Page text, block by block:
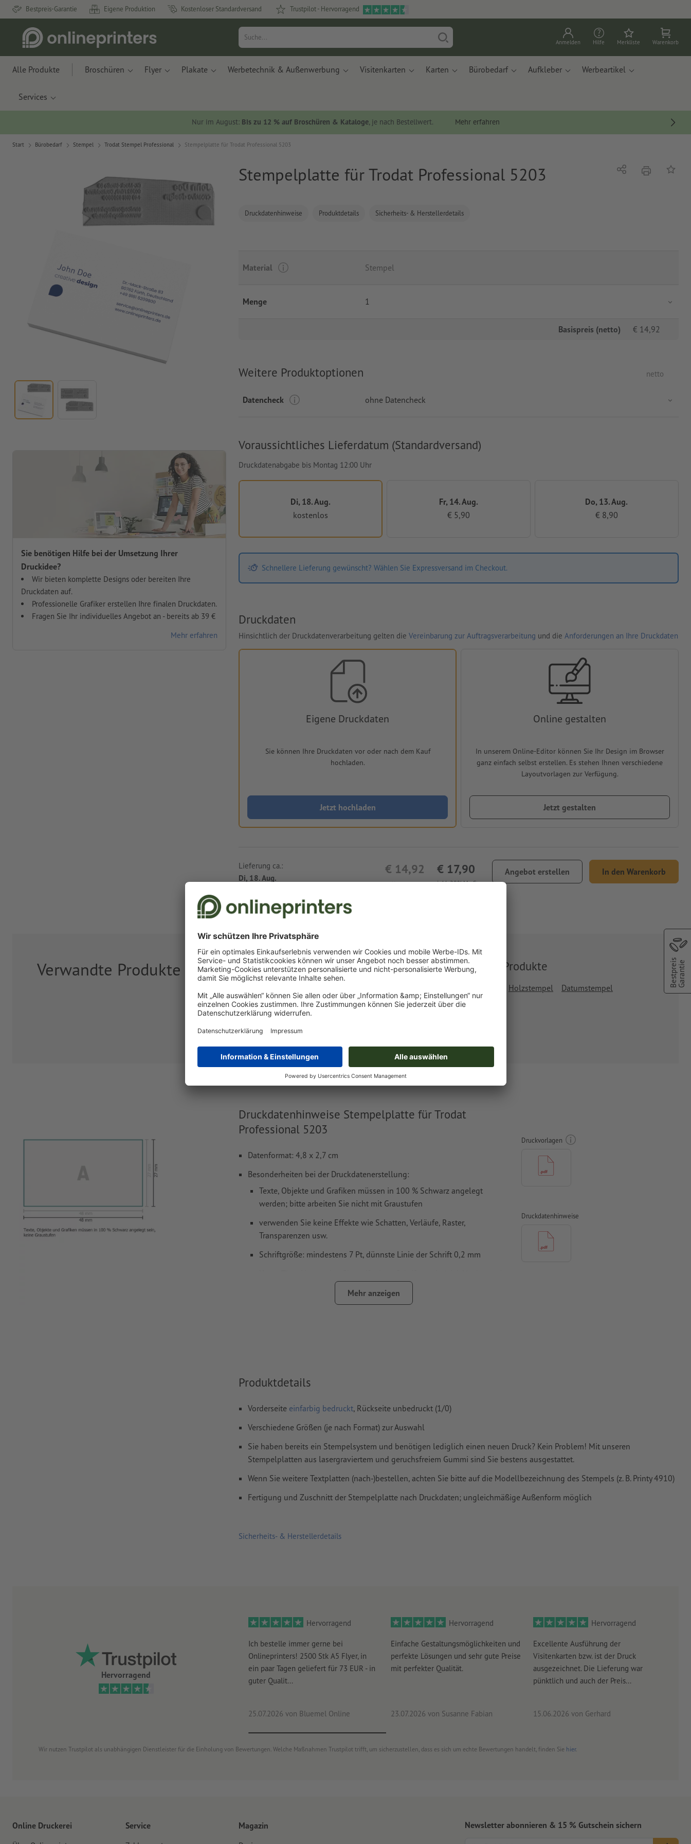
Bestpreis-Garantie Eigene Produktion Kostenloser Standardversand Trustpilot - Hervorragend
Anmelden Hilfe Merkliste Warenkorb
Alle Produkte Broschüren Flyer Plakate Werbetechnik & Außenwerbung Visitenkarten Karten Bürobedarf Aufkleber Werbeartikel
Services
Nur im August: Bis zu 12 % auf Broschüren & Kataloge, je nach Bestellwert. Mehr erfahren
Start Bürobedarf Stempel Trodat Stempel Professional Stempelplatte für Trodat Professional 5203
Stempelplatte für Trodat Professional 5203
Sie benötigen Hilfe bei der Umsetzung Ihrer
Druckidee?
Wir bieten komplette Designs oder bereiten Ihre
Druckdaten auf.
Professionelle Grafiker erstellen Ihre finalen Druckdaten.
Fragen Sie Ihr individuelles Angebot an - bereits ab 39 €
Mehr erfahren
Druckdatenhinweise Produktdetails Sicherheits- & Herstellerdetails
Teilen DruckenAuf
Material Stempel
Menge 1
Basispreis (netto) € 14,92
Weitere Produktoptionen netto
Datencheck ohne Datencheck
Voraussichtliches Lieferdatum (Standardversand)
Druckdatenabgabe bis Montag 12:00 Uhr
Di, 18. Aug.
kostenlos
Fr, 14. Aug.
€ 5,90
Do, 13. Aug.
€ 8,90
Schnellere Lieferung gewünscht? Wählen Sie Expressversand im Checkout.
Druckdaten
Hinsichtlich der Druckdatenverarbeitung gelten die Vereinbarung zur Auftragsverarbeitung und die Anforderungen an Ihre Druckdaten
Eigene Druckdaten
Sie können Ihre Druckdaten vor oder nach dem Kauf
hochladen.
Jetzt hochladen
Online gestalten
In unserem Online-Editor können Sie Ihr Design im Browser
ganz einfach selbst erstellen. Es stehen Ihnen verschiedene
Layoutvorlagen zur Verfügung.
Jetzt gestalten
netto
€ 14,92
inkl. 20% MwSt.
€ 17,90 Angebot erstellen In den Warenkorb
Lieferung ca.:
Di, 18. Aug.
Verwandte Produkte
Stempelplatte für Trodat Professional
5203
Trodat Professional 5203 Trodat Professional 5204
Ähnliche Produkte
Holzstempel Datumstempel
Druckdatenhinweise Stempelplatte für Trodat
Professional 5203
Datenformat: 4,8 x 2,7 cm
Besonderheiten bei der Druckdatenerstellung:
Texte, Objekte und Grafiken müssen in 100 % Schwarz angelegt
werden; bitte arbeiten Sie nicht mit Graustufen
verwenden Sie keine Effekte wie Schatten, Verläufe, Raster,
Transparenzen usw.
Schriftgröße: mindestens 7 Pt, dünnste Linie der Schrift 0,2 mm
Helvetica für einen optimalen Abdruck
Abstand Motiv zum Endformat: mindestens 1 mm
Mehr anzeigen
Druckvorlagen
Druckdatenhinweise
Produktdetails
Vorderseite einfarbig bedruckt, Rückseite unbedruckt (1/0)
Verschiedene Größen (je nach Format) zur Auswahl
Sie haben bereits ein Stempelsystem und benötigen lediglich einen neuen Druck? Kein Problem! Mit unseren
Stempelplatten aus lasergraviertem und geruchsfreiem Gummi sind Sie bestens ausgestattet.
Wenn Sie weitere Textplatten (nach-)bestellen, achten Sie bitte auf die Modellbezeichnung des Stempels (z. B. Printy 4910)
Fertigung und Zuschnitt der Stempelplatte nach Druckdaten; ungleichmäßige Außenform möglich
Sicherheits- & Herstellerdetails
Hervorragend
Hervorragend
Ich bestelle immer gerne bei
Onlineprinters! 2500 Stk A5 Flyer, in
ein paar Tagen geliefert für 73 EUR - in
guter Qualit...
25.07.2026 von Bluemel Online
Hervorragend
Einfache Gestaltungsmöglichkeiten und
perfekte Lösungen und sehr gute Preise
mit perfekter Qualität.
23.07.2026 von Susanne Fabian
Hervorragend
Excellente Ausführung der
Visitenkarten bzw. ist der Druck
ausgezeichnet. Die Lieferung war
pünktlich und auch der Preis...
15.06.2026 von Gerhard
Wir nutzen Trustpilot als unabhängigen Dienstleister für die Einholung von Bewertungen. Welche Maßnahmen Trustpilot trifft, um sicherzustellen, dass es sich um echte Bewertungen handelt, finden Sie hier.
BestpreisGarantie
Online Druckerei Service Magazin Newsletter abonnieren & 15 % Gutschein sichern